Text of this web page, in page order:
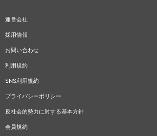
運営会社
採用情報
お問い合わせ
利用規約
SNS利用規約
プライバシーポリシー
反社会的勢力に対する基本方針
会員規約